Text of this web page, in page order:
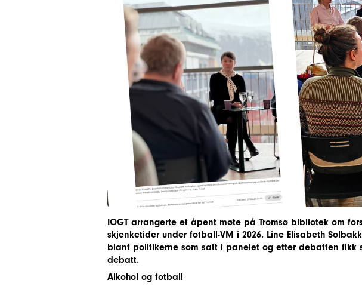
IOGT arrangerte et åpent møte på Tromsø bibliotek om
skjenketider under fotball-VM i 2026. Line Elisabeth
blant politikerne som satt i panelet og etter debatten fikk
debatt.
Alkohol og fotball